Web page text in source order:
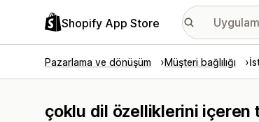
Shopify App Store
Pazarlama ve dönüşüm Müşteri bağlılığı
çoklu dil özelliklerini içeren